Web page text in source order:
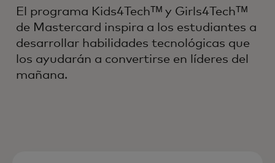
El programa Kids4Techᵀᴹ y Girls4Techᵀᴹ
de Mastercard inspira a los estudiantes a
desarrollar habilidades tecnológicas que
los ayudarán a convertirse en líderes del
mañana.